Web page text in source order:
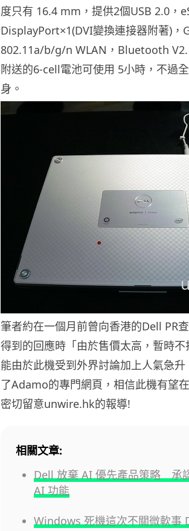
度只有 16.4 mm，提供2個USB 2.0，
DisplayPort×1(DVI變換連接器附著)，
802.11a/b/g/n WLAN，Bluetooth
附送的6-cell電池可使用 5小時，不過
身。
筆者約在一個月前曾向香港的Dell PR
得到的回應時「由於售價太高，暫時
能由於此機受到外界討論加上人氣急
了Adamo的專門網頁，相信此機有望
密切留意unwire.hk的報導!
相關文章:
Dell 放棄 AI 優先產品策略 承
AI 功能
Windows 死機這次不關微軟事